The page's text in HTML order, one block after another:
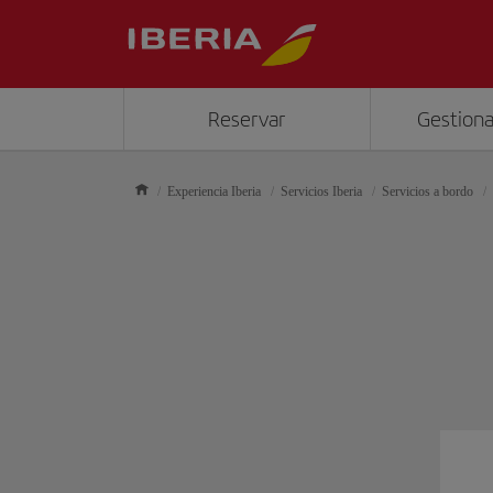
Reservar
Experiencia Iberia Servicios Iberia Servicios a bordo